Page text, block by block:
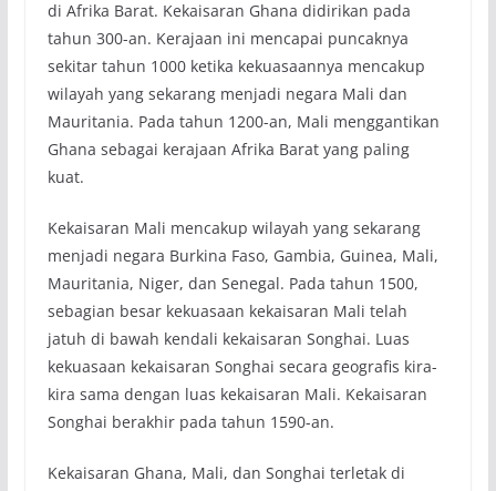
di Afrika Barat. Kekaisaran Ghana didirikan pada
tahun 300-an. Kerajaan ini mencapai puncaknya
sekitar tahun 1000 ketika kekuasaannya mencakup
wilayah yang sekarang menjadi negara Mali dan
Mauritania. Pada tahun 1200-an, Mali menggantikan
Ghana sebagai kerajaan Afrika Barat yang paling
kuat.
Kekaisaran Mali mencakup wilayah yang sekarang
menjadi negara Burkina Faso, Gambia, Guinea, Mali,
Mauritania, Niger, dan Senegal. Pada tahun 1500,
sebagian besar kekuasaan kekaisaran Mali telah
jatuh di bawah kendali kekaisaran Songhai. Luas
kekuasaan kekaisaran Songhai secara geografis kira-
kira sama dengan luas kekaisaran Mali. Kekaisaran
Songhai berakhir pada tahun 1590-an.
Kekaisaran Ghana, Mali, dan Songhai terletak di